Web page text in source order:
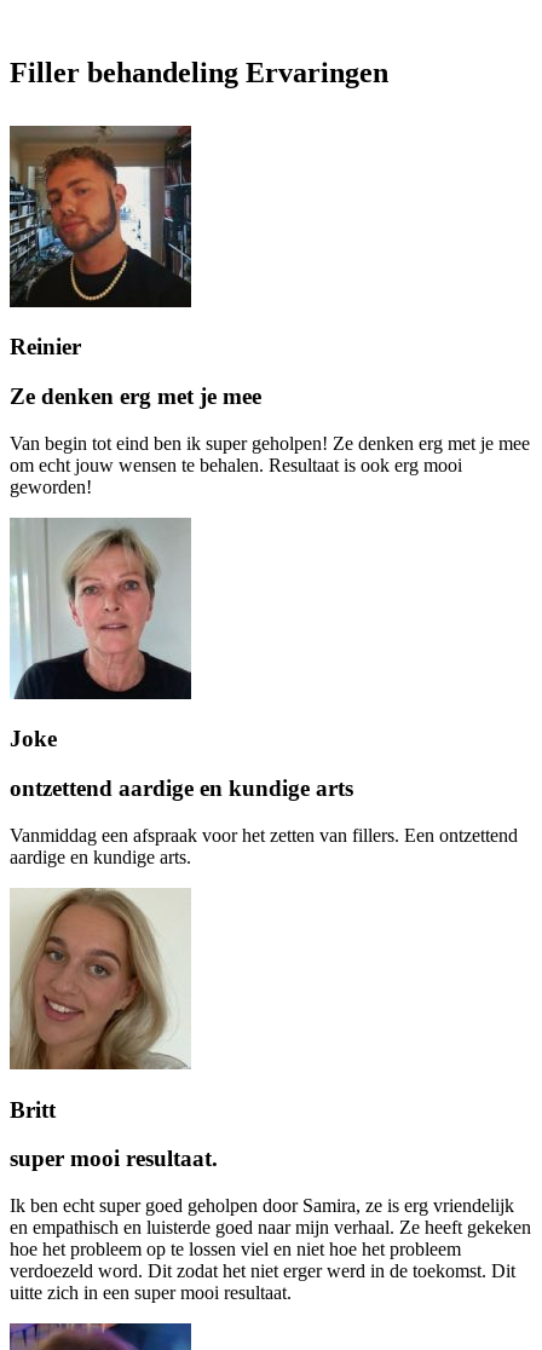
Filler behandeling Ervaringen
Reinier
Ze denken erg met je mee
Van begin tot eind ben ik super geholpen! Ze denken erg met je mee
om echt jouw wensen te behalen. Resultaat is ook erg mooi
geworden!
Joke
ontzettend aardige en kundige arts
Vanmiddag een afspraak voor het zetten van fillers. Een ontzettend
aardige en kundige arts.
Britt
super mooi resultaat.
Ik ben echt super goed geholpen door Samira, ze is erg vriendelijk
en empathisch en luisterde goed naar mijn verhaal. Ze heeft gekeken
hoe het probleem op te lossen viel en niet hoe het probleem
verdoezeld word. Dit zodat het niet erger werd in de toekomst. Dit
uitte zich in een super mooi resultaat.